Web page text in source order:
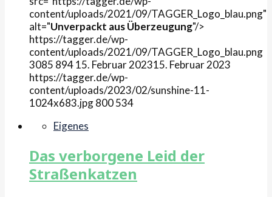
content/uploads/2021/09/TAGGER_Logo_blau.png"
alt="Unverpackt aus Überzeugung"/>
https://tagger.de/wp-
content/uploads/2021/09/TAGGER_Logo_blau.png
3085 89415. Februar 202315. Februar 2023
https://tagger.de/wp-
content/uploads/2023/02/sunshine-11-
1024x683.jpg800534
Eigenes
Das verborgene Leid der
Straßenkatzen